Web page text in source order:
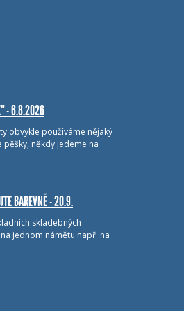
- 6.8.2026
obvykle používáme nějaký
někdy jedeme na
BAREVNĚ - 20.9.
skladebných
jednom námětu např. na